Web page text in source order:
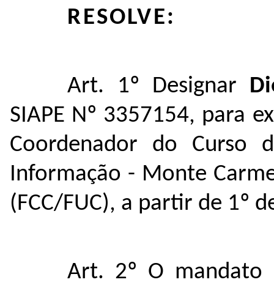
RESOLVE:
Art. 1º Designar
SIAPE Nº 3357154, para
Coordenador do Curso
Informação - Monte
(FCC/FUC), a partir de 1º
Art. 2º O mandato